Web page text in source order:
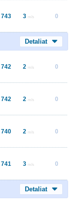
743 3 m/s 0
Detaliat
742 2 m/s 0
742 2 m/s 0
740 2 m/s 0
741 3 m/s 0
Detaliat